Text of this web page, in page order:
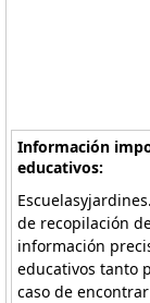
Información
educativos:
de recopilación
información
educativos tanto
caso de